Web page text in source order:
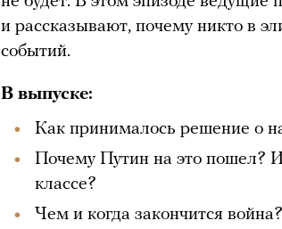
и рассказывают, почему никто в
событий.
В выпуске:
Как принималось решение о
Почему Путин на это пошел?
классе?
Чем и когда закончится война?